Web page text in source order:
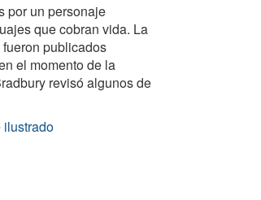
por un personaje
que cobran vida. La
publicados
el momento de la
revisó algunos de
ilustrado